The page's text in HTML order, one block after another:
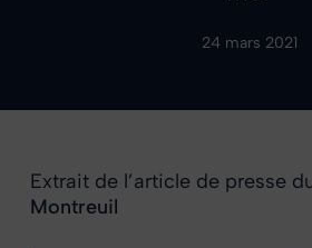
24 mars 2021
Extrait de l’article de presse
Montreuil